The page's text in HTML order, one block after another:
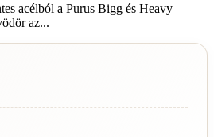
acélból a Purus Bigg és Heavy
az...